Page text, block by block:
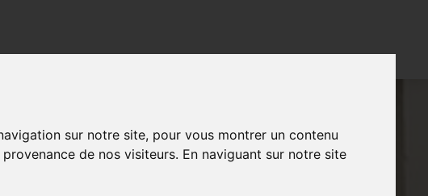
sur notre site, pour vous montrer un contenu
de nos visiteurs. En naviguant sur notre site